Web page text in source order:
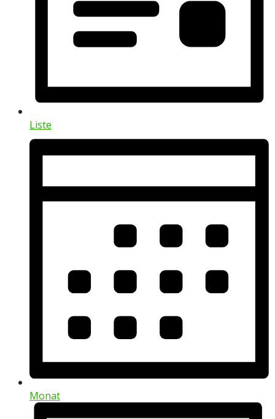
Liste
Monat